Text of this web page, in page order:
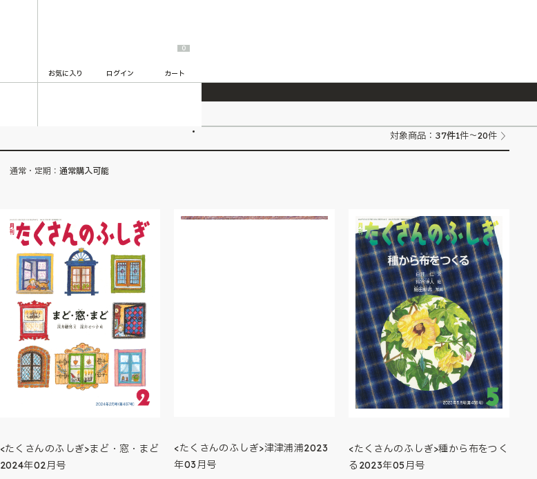
2026/7/23 『ONE PIECE magazine 021 ONE PIECEカード付き同梱版』発売延期のご案内
お気に入り ログイン
0
カート
対象商品： 37件1件～20件
通常・定期： 通常購入可能
<たくさんのふしぎ>まど・窓・まど
2024年02月号
<たくさんのふしぎ>津津浦浦2023
年03月号
<たくさんのふしぎ>種から布をつく
る2023年05月号